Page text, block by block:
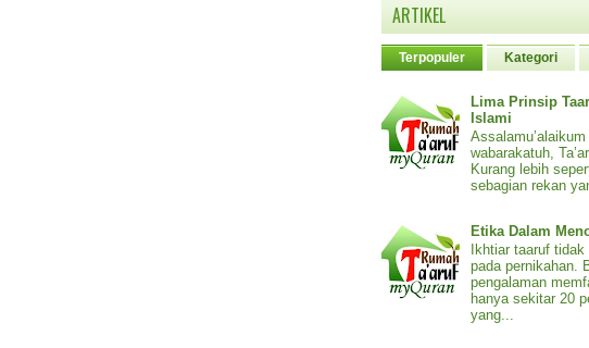
ARTIKEL
Terpopuler Kategori
Lima Prinsip
Islami
wabarakatuh,
Kurang lebih
sebagian rekan
Etika Dalam
Ikhtiar taaruf
pada pernikahan.
pengalaman
hanya sekitar 20
yang...